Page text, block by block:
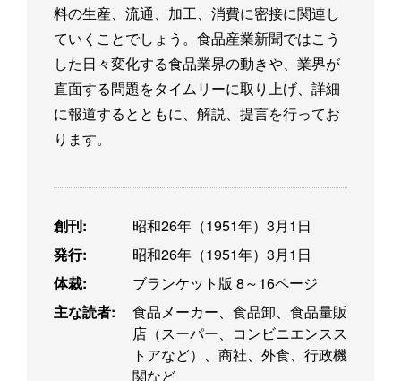
料の生産、流通、加工、消費に密接に関連し
ていくことでしょう。食品産業新聞ではこう
した日々変化する食品業界の動きや、業界が
直面する問題をタイムリーに取り上げ、詳細
に報道するとともに、解説、提言を行ってお
ります。
創刊:
昭和26年（1951年）3月1日
発行:
昭和26年（1951年）3月1日
体裁:
ブランケット版 8～16ページ
主な読者:
食品メーカー、食品卸、食品量販
店（スーパー、コンビニエンスス
トアなど）、商社、外食、行政機
関など